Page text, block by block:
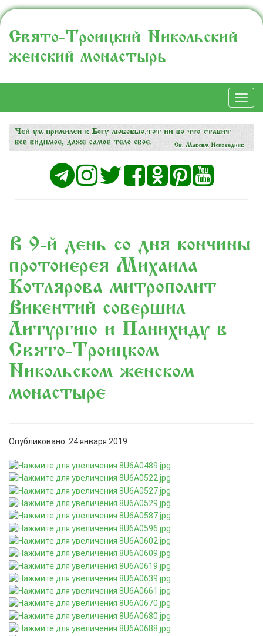
Свято-Троицкий Никольский
женский монастырь
В 9-й день со дня кончины
протоиерея Михаила
Котлярова митрополит
Викентий совершил
Литургию и Панихиду в
Свято-Троицком
Никольском женском
монастыре
Опубликовано: 24 января 2019